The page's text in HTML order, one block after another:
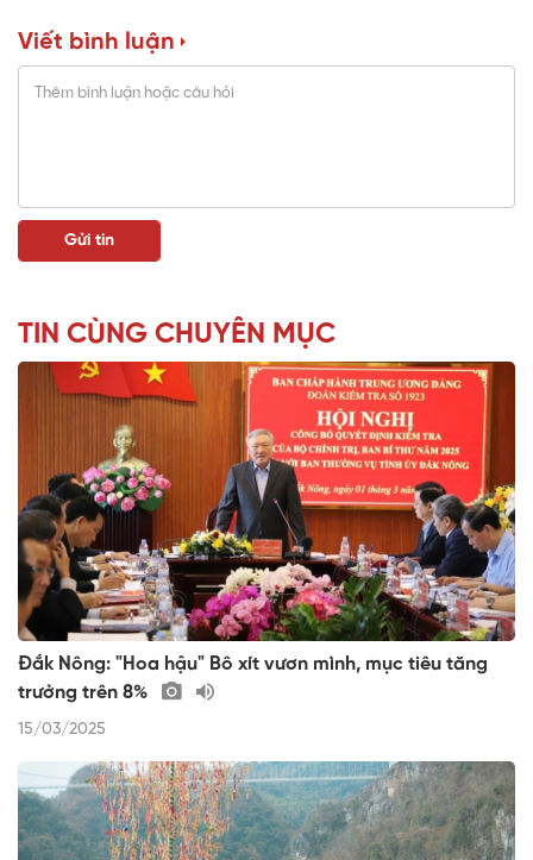
Viết bình luận
TIN CÙNG CHUYÊN MỤC
Đắk Nông: "Hoa hậu" Bô xít vươn mình, mục tiêu tăng
trưởng trên 8%
15/03/2025